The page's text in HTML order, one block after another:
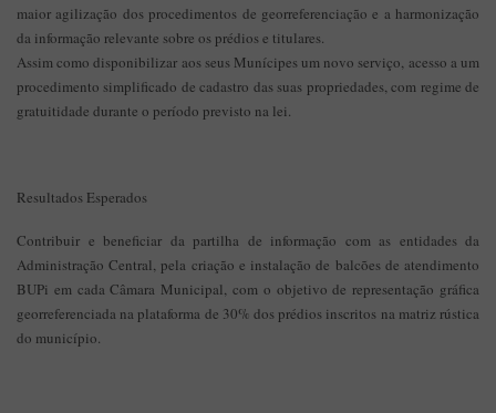
maior agilização dos procedimentos de georreferenciação e a harmonização
da informação relevante sobre os prédios e titulares.
Assim como disponibilizar aos seus Munícipes um novo serviço, acesso a um
procedimento simplificado de cadastro das suas propriedades, com regime de
gratuitidade durante o período previsto na lei.
Resultados Esperados
Contribuir e beneficiar da partilha de informação com as entidades da
Administração Central, pela criação e instalação de balcões de atendimento
BUPi em cada Câmara Municipal, com o objetivo de representação gráfica
georreferenciada na plataforma de 30% dos prédios inscritos na matriz rústica
do município.